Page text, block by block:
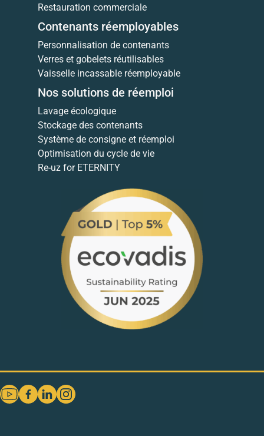
Restauration commerciale
Contenants réemployables
Personnalisation de contenants
Verres et gobelets réutilisables
Vaisselle incassable réemployable
Nos solutions de réemploi
Lavage écologique
Stockage des contenants
Système de consigne et réemploi
Optimisation du cycle de vie
Re-uz for ETERNITY